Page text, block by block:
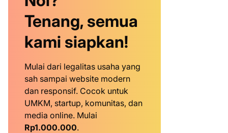
Tenang, semua
kami siapkan!
Mulai dari legalitas usaha yang
sah sampai website modern
dan responsif. Cocok untuk
UMKM, startup, komunitas, dan
media online. Mulai
Rp1.000.000.